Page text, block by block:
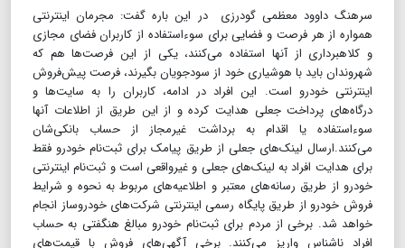
سرهنگ داوود معظمی گودرزی در این باره گفت: مجرمان اینترنتی
همواره از هر فرصت و فضایی برای سوءاستفاده از کاربران فضای مجازی
و کلاهبرداری از آنها استفاده می‌کنند، یکی از این فرصت‌ها هم که
شهروندان باید با هوشیاری خود از سودجویان بگیرند، فرصت پیش‌فروش
اینترنتی خودرو است. این افراد در ادامه، کاربران را به سایت‌ها و
درگاه‌های پرداخت جعلی هدایت کرده و از این طریق از اطلاعات آنها
سوءاستفاده یا اقدام به برداشت غیرمجاز از حساب بانکی‌شان
می‌کنند.ارسال لینک‌های جعلی از طریق پیامک برای ثبت‌نام خودرو فقط
برای هدایت افراد به لینک‌های جعلی و غیرواقعی است و ثبت‌نام اینترنتی
خودرو از طریق رسانه‌های معتبر و اطلاعیه‌های مربوط به نحوه و شرایط
فروش خودرو از طریق پایگاه رسمی اینترنتی شرکت‌های خودروساز انجام
خواهد شد. برخی از مردم برای ثبت‌نام خودرو مبالغ هنگفتی به حساب
افراد ناشناس واریز می‌کنند. برخی آگهی‌های فروش با قیمت‌های